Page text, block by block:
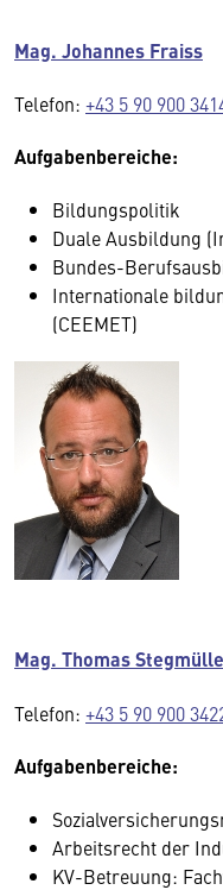
Mag. Johannes Fraiss
Telefon: +43 5 90 900
Aufgabenbereiche:
Bildungspolitik
Duale Ausbildung
Bundes-
Internationale
(CEEMET)
Mag. Thomas
Telefon: +43 5 90 900
Aufgabenbereiche:
Arbeitsrecht der
KV-Betreuung: